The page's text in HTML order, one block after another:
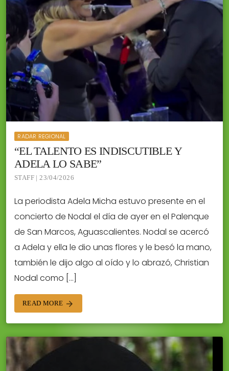
RADAR REGIONAL
“EL TALENTO ES INDISCUTIBLE Y
ADELA LO SABE”
STAFF | 23/04/2026
La periodista Adela Micha estuvo presente en el
concierto de Nodal el día de ayer en el Palenque
de San Marcos, Aguascalientes. Nodal se acercó
a Adela y ella le dio unas flores y le besó la mano,
también le dijo algo al oído y lo abrazó, Christian
Nodal como […]
READ MORE arrow_forward